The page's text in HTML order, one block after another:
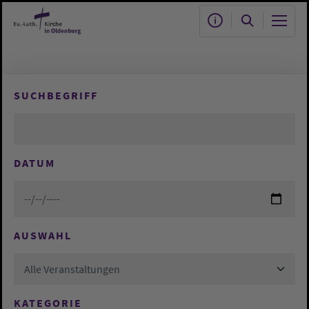
Zum Hauptinhalt springen
SUCHBEGRIFF
DATUM
AUSWAHL
Alle Veranstaltungen
KATEGORIE